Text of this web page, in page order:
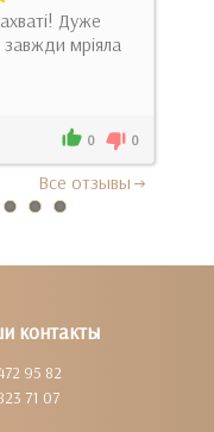
Дуже
мріяла
0 0
Все отзывы
контакты
95 82
71 07